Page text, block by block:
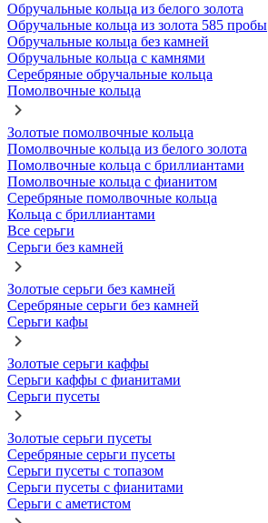
Обручальные кольца из белого золота
Обручальные кольца из золота 585 пробы
Обручальные кольца без камней
Обручальные кольца с камнями
Серебряные обручальные кольца
Помолвочные кольца
Золотые помолвочные кольца
Помолвочные кольца из белого золота
Помолвочные кольца с бриллиантами
Помолвочные кольца с фианитом
Серебряные помолвочные кольца
Кольца с бриллиантами
Все серьги
Серьги без камней
Золотые серьги без камней
Серебряные серьги без камней
Серьги кафы
Золотые серьги каффы
Серьги каффы с фианитами
Серьги пусеты
Золотые серьги пусеты
Серебряные серьги пусеты
Серьги пусеты с топазом
Серьги пусеты с фианитами
Серьги с аметистом